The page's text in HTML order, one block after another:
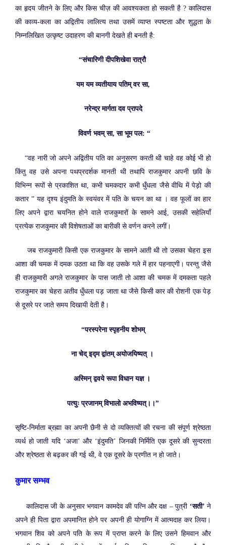
का हृदय जीतने के लिए और किस चीज़ की आवश्यकता हो सकती है ? कालिदास
की काव्य-कला का अद्वितीय लालित्य तथा उसमें व्याप्त स्पष्टता और शुद्धता के
निम्नलिखित उत्कृष्ट उदाहरण की बानगी देखते ही बनती है:
“संचारिणी दीपशिखेवा रात्रौ
यम यम व्यतीयाय पतिम् वर सा,
नरेन्द्र मार्गता दव प्रापदे
विवर्ण भवम् सा, सा भूम पल: “
“वह नारी जो अपने अद्वितीय पति का अनुसरण करती थी चाहे वह कोई भी हो
किंतु वह उसे अपना पथप्रदर्शक मानती थी तथापि राजकुमार अपनी छवि के
विभिन्न रूपों से प्रकाशित था, कभी चमकदार कभी धुँधला जैसे वीथि में पेड़ो की
कतार ” यह दृश्य इंदुमति के स्वयंवर में पति के चयन का था । वह फूलों का हार
लिए अपने द्वारा चयनित होने वाले राजकुमारों के सामने आई, उसकी सहेलियाँ
प्रत्येक राजकुमार की विशेषताओं का बारीकी से वर्णन करने लगीं।
जब राजकुमारी किसी एक राजकुमार के सामने आती थी तो उसका चेहरा इस
आशा की चमक में दमक उठता था कि वह उसके गले में हार पहनाएगी। परन्तु जैसे
ही राजकुमारी अगले राजकुमार के पास जाती तो आशा की चमक में दमकता पहले
राजकुमार का चेहरा अतीव धुँधला पड़ जाता था जैसे किसी कार की रोशनी एक पेड़
से दूसरे पर जाते समय दिखायी देती है।
“परस्परेना स्पृहनीय शोभम्
ना चेद् इद्म द्वांतम् अयोजयिष्यत् ।
अस्मिन् द्ववये रूपा विधान यज्ञ ।
पत्युः प्रजानम् विभालो अभविष्यत्।।”
सृष्टि-निर्माता ब्रह्मा का अपनी छैनी से दो व्यक्तित्वों की रचना की संपूर्ण श्रेष्ठता
व्यर्थ हो जाती यदि ‘अजा’ और ‘इंदुमति’ जिनकी निर्मिति एक दूसरे की सुन्दरता
और श्रेष्ठता से बढ़कर की गई थी, वे एक दूसरे के प्रणीत न हो जाते।
कुमार सम्भव
कालिदास जी के अनुसार भगवान कामदेव की पत्नि और दक्ष – पुत्री ‘सती’ ने
अपने ही पिता द्वारा अपमानित होने पर अपनी ही योगाग्नि में आत्मदाह कर लिया।
भगवान शिव को अपने पति के रूप में प्राप्त करने के लिए उसने हिमवान और